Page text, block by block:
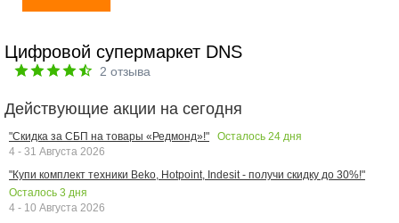
Цифровой супермаркет DNS
2 отзыва
Действующие акции на сегодня
"Скидка за СБП на товары «Редмонд»!" Осталось 24 дня
4 - 31 Августа 2026
"Купи комплект техники Beko, Hotpoint, Indesit - получи скидку до 30%!"
Осталось 3 дня
4 - 10 Августа 2026